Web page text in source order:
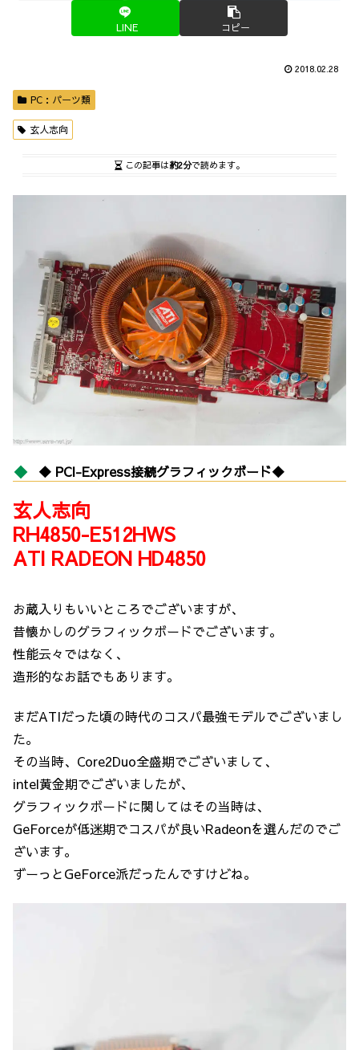
LINE コピー
2018.02.28
PC：パーツ類
玄人志向
この記事は約2分で読めます。
◆ PCI-Express接続グラフィックボード◆
玄人志向
RH4850-E512HWS
ATI RADEON HD4850
お蔵入りもいいところでございますが、
昔懐かしのグラフィックボードでございます。
性能云々ではなく、
造形的なお話でもあります。
まだATIだった頃の時代のコスパ最強モデルでございまし
た。
その当時、Core2Duo全盛期でございまして、
intel黄金期でございましたが、
グラフィックボードに関してはその当時は、
GeForceが低迷期でコスパが良いRadeonを選んだのでご
ざいます。
ずーっとGeForce派だったんですけどね。